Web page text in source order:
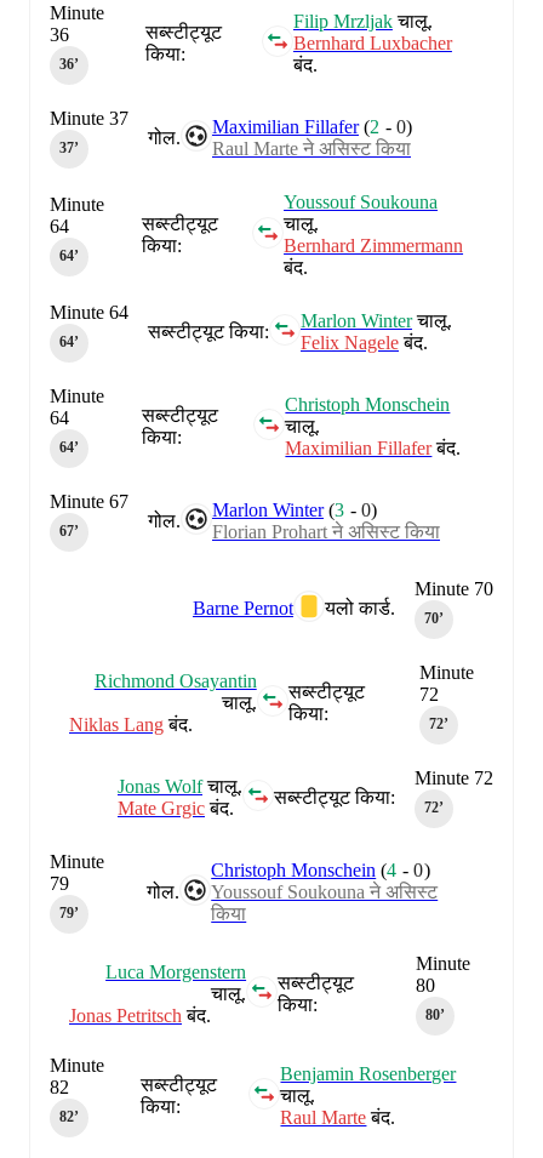
सब्स्टीट्यूट
किया:
Filip Mrzljakचालू.
Bernhard Luxbacher
बंद.
Minute
36
36‎’‎
गोल.
Maximilian Fillafer (2 -0)
Raul Marte ने असिस्ट किया
Minute 37
37‎’‎
सब्स्टीट्यूट
किया:
Youssouf Soukouna
चालू.
Bernhard Zimmermann
बंद.
Minute
64
64‎’‎
सब्स्टीट्यूट किया:
Marlon Winterचालू.
Felix Nageleबंद.
Minute 64
64‎’‎
सब्स्टीट्यूट
किया:
Christoph Monschein
चालू.
Maximilian Fillaferबंद.
Minute
64
64‎’‎
गोल.
Marlon Winter (3 -0)
Florian Prohart ने असिस्ट किया
Minute 67
67‎’‎
Minute 70
70‎’‎
यलो कार्ड.
Barne Pernot
Minute
72
72‎’‎
सब्स्टीट्यूट
किया:
Richmond Osayantin
चालू.
Niklas Langबंद.
Minute 72
72‎’‎
सब्स्टीट्यूट किया:
Jonas Wolfचालू.
Mate Grgicबंद.
गोल.
Christoph Monschein (4 -0)
Youssouf Soukouna ने असिस्ट
किया
Minute
79
79‎’‎
Minute
80
80‎’‎
सब्स्टीट्यूट
किया:
Luca Morgenstern
चालू.
Jonas Petritsch बंद.
सब्स्टीट्यूट
किया:
Benjamin Rosenberger
चालू.
Raul Marteबंद.
Minute
82
82‎’‎